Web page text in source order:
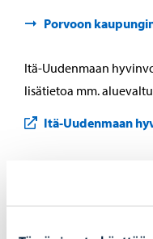
Porvoon
Itä-Uudenmaan
lisätietoa mm.
Itä-Uudenmaan